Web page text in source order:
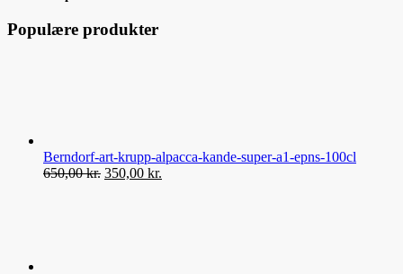
Populære produkter
Berndorf-art-krupp-alpacca-kande-super-a1-epns-100cl
650,00kr. Den
350,00 kr.